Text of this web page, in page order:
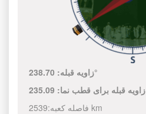
زاویه قبله:238.70°
زاویه قبله برای قطب نما: 235.09
فاصله کعبه: 2539 km